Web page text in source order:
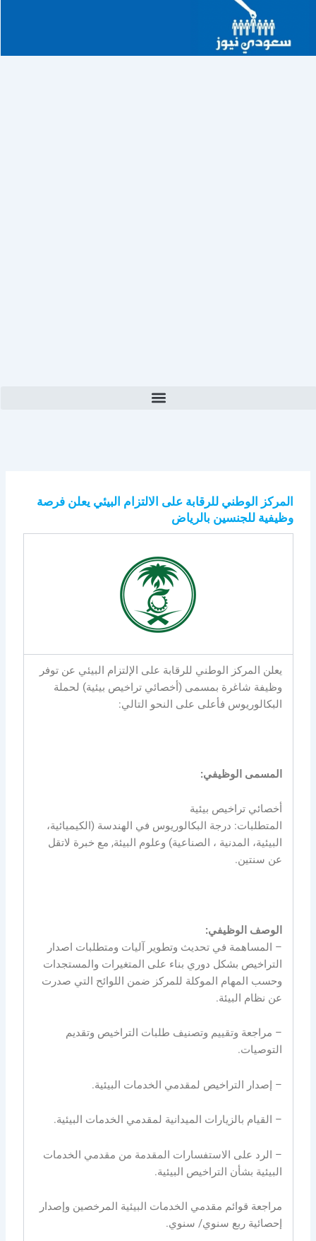
المحتوى
المركز الوطني للرقابة على الالتزام البيئي يعلن فرصة
وظيفية للجنسين بالرياض
يعلن المركز الوطني للرقابة على الإلتزام البيئي عن توفر
وظيفة شاغرة بمسمى (أخصائي تراخيص بيئية) لحملة
البكالوريوس فأعلى على النحو التالي:
المسمى الوظيفي:
أخصائي تراخيص بيئية
المتطلبات: درجة البكالوريوس في الهندسة (الكيميائية،
البيئية، المدنية ، الصناعية) وعلوم البيئة, مع خبرة لاتقل
عن سنتين.
الوصف الوظيفي:
– المساهمة في تحديث وتطوير آليات ومتطلبات اصدار
التراخيص بشكل دوري بناء على المتغيرات والمستجدات
وحسب المهام الموكلة للمركز ضمن اللوائح التي صدرت
عن نظام البيئة.
– مراجعة وتقييم وتصنيف طلبات التراخيص وتقديم
التوصيات.
– إصدار التراخيص لمقدمي الخدمات البيئية.
– القيام بالزيارات الميدانية لمقدمي الخدمات البيئية.
– الرد على الاستفسارات المقدمة من مقدمي الخدمات
البيئية بشأن التراخيص البيئية.
مراجعة قوائم مقدمي الخدمات البيئية المرخصين وإصدار
إحصائية ربع سنوي/ سنوي.